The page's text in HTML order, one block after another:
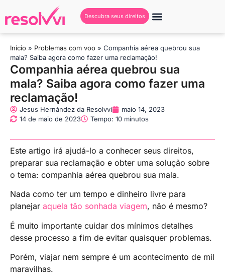
Descubra seus direitos
Início » Problemas com voo » Companhia aérea quebrou sua
mala? Saiba agora como fazer uma reclamação!
Companhia aérea quebrou sua
mala? Saiba agora como fazer uma
reclamação!
Jesus Hernández da Resolvvi
maio 14, 2023
14 de maio de 2023
Tempo: 10 minutos
Este artigo irá ajudá-lo a conhecer seus direitos,
preparar sua reclamação e obter uma solução sobre
o tema: companhia aérea quebrou sua mala.
Nada como ter um tempo e dinheiro livre para
planejar aquela tão sonhada viagem, não é mesmo?
É muito importante cuidar dos mínimos detalhes
desse processo a fim de evitar quaisquer problemas.
Porém, viajar nem sempre é um acontecimento de mil
maravilhas.